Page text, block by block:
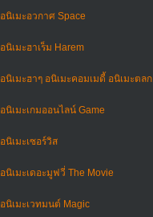
อนิเมะอวกาศ Space
อนิเมะฮาเร็ม Harem
อนิเมะฮาๆ อนิเมะคอมเมดี้ อนิเมะตลก
อนิเมะเกมออนไลน์ Game
อนิเมะเซอร์วิส
อนิเมะเดอะมูฟวี่ The Movie
อนิเมะเวทมนต์ Magic